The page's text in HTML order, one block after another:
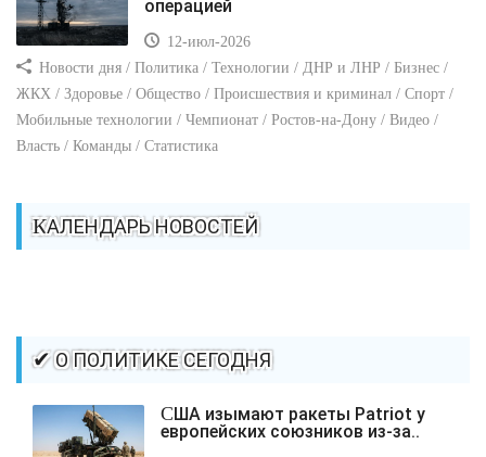
операцией
12-июл-2026
Новости дня / Политика / Технологии / ДНР и ЛНР / Бизнес /
ЖКХ / Здоровье / Общество / Происшествия и криминал / Спорт /
Мобильные технологии / Чемпионат / Ростов-на-Дону / Видео /
Власть / Команды / Статистика
КАЛЕНДАРЬ НОВОСТЕЙ
✔ О ПОЛИТИКЕ СЕГОДНЯ
США изымают ракеты Patriot у
европейских союзников из-за..